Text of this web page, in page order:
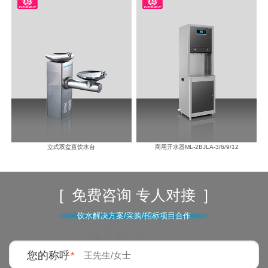
立式双盆直饮水台 商用开水器ML-2BJLA-3/6/9/12
[ 免费咨询 专人对接 ]
饮水解决方案/采购/招标项目合作
您的称呼*